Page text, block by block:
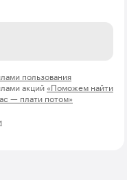
пользования
акций «Поможем найти
— плати потом»